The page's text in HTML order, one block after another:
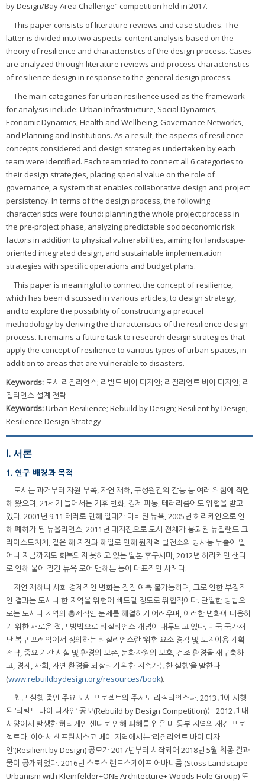
by Design/Bay Area Challenge” competition held in 2017.
This paper consists of literature reviews and case studies. The
latter is divided into two aspects: content analysis based on the
theory of resilience and characteristics of the design process. Cases
are analyzed through literature reviews and process characteristics
of resilience design in response to the general design process.
The main categories for urban resilience used as the framework
for analysis include: Urban Infrastructure, Social Dynamics,
Economic Dynamics, Health and Wellbeing, Governance Networks,
and Planning and Institutions. As a result, the aspects of resilience
concepts considered and design strategies undertaken by each
team were identified. Each team tried to connect all 6 categories to
their design strategies, placing special value on the role of
governance, a system that enables collaborative design and project
persistency. In terms of the design process, the following
characteristics were found: planning the whole project process in
the pre-project phase, analyzing predictable socioeconomic risk
factors in addition to physical vulnerabilities, aiming for landscape-
oriented integrated design, and sustainable implementation
strategies with specific operations and budget plans.
This paper is meaningful to connect the concept of resilience,
which has been discussed in various articles, to design strategy,
and to explore the possibility of constructing a practical
methodology by deriving the characteristics of the resilience design
process. It remains a future task to research design strategies that
apply the concept of resilience to various types of urban spaces, in
addition to areas that are vulnerable to disasters.
Keywords:도시 리질리언스; 리빌드 바이 디자인; 리질리언트 바이 디자인; 리
질리언스 설계 전략
Keywords:Urban Resilience; Rebuild by Design; Resilient by Design;
Resilience Design Strategy
I. 서론
1. 연구 배경과 목적
도시는 과거부터 자원 부족, 자연 재해, 구성원간의 갈등 등 여러 위험에 직면
해 왔으며, 21세기 들어서는 기후 변화, 경제 파동, 테러리즘에도 위협을 받고
있다. 2001년 9.11 테러로 인해 일대가 마비된 뉴욕, 2005년 허리케인으로 인
해 폐허가 된 뉴올리언스, 2011년 대지진으로 도시 전체가 붕괴된 뉴질랜드 크
라이스트처치, 같은 해 지진과 해일로 인해 원자력 발전소의 방사능 누출이 일
어나 지금까지도 회복되지 못하고 있는 일본 후쿠시마, 2012년 허리케인 샌디
로 인해 물에 잠긴 뉴욕 로어 맨해튼 등이 대표적인 사례다.
자연 재해나 사회 경제적인 변화는 점점 예측 불가능하며, 그로 인한 부정적
인 결과는 도시나 한 지역을 위험에 빠트릴 정도로 위협적이다. 단일한 방법으
로는 도시나 지역의 총제적인 문제를 해결하기 어려우며, 이러한 변화에 대응하
기 위한 새로운 접근 방법으로 리질리언스 개념이 대두되고 있다. 미국 국가재
난 복구 프레임에서 정의하는 리질리언스란 ‘위험 요소 경감 및 토지이용 계획
전략, 중요 기간 시설 및 환경의 보존, 문화자원의 보호, 건조 환경을 재구축하
고, 경제, 사회, 자연 환경을 되살리기 위한 지속가능한 실행’을 말한다
(www.rebuildbydesign.org/resources/book).
최근 실행 중인 주요 도시 프로젝트의 주제도 리질리언스다. 2013년에 시행
된 ‘리빌드 바이 디자인’ 공모(Rebuild by Design Competition)는 2012년 대
서양에서 발생한 허리케인 샌디로 인해 피해를 입은 미 동부 지역의 재건 프로
젝트다. 이어서 샌프란시스코 베이 지역에서는 ‘리질리언트 바이 디자
인’(Resilient by Design) 공모가 2017년부터 시작되어 2018년 5월 최종 결과
물이 공개되었다. 2016년 스토스 랜드스케이프 어바니즘 (Stoss Landscape
Urbanism with Kleinfelder+ONE Architecture+ Woods Hole Group) 또